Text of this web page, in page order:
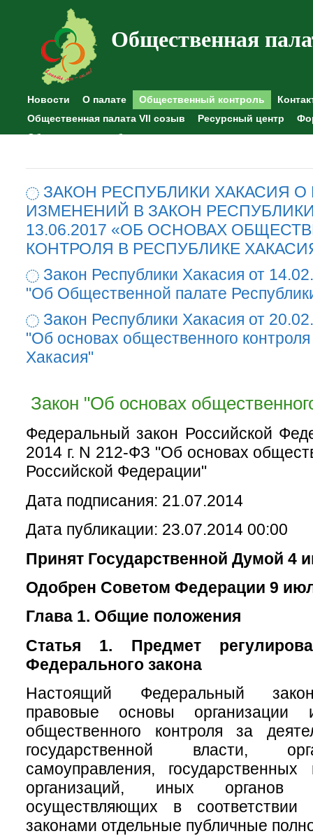
Общественная
Новости О палате Общественный контроль
Общественная палата VII созыв
Ресурсный центр
Общественные наблюдения
ЗАКОН РЕСПУБЛИКИ ХАКАСИЯ
ИЗМЕНЕНИЙ В ЗАКОН
13.06.2017 «ОБ ОСНОВАХ
КОНТРОЛЯ В РЕСПУБЛИКЕ
Закон Республики Хакасия от
"Об Общественной палате
Закон Республики Хакасия от
"Об основах общественного
Хакасия"
Закон "Об основах
Федеральный закон Российской
2014 г. N 212-ФЗ "Об основах
Российской Федерации"
Дата подписания: 21.07.2014
Дата публикации: 23.07.2014 00:00
Принят Государственной Думой 4
Одобрен Советом Федерации 9
Глава 1. Общие положения
Статья 1. Предмет
Федерального закона
Настоящий Федеральный
правовые основы организации
общественного контроля за
государственной власти,
самоуправления,
организаций, иных органов
осуществляющих в
законами отдельные публичные